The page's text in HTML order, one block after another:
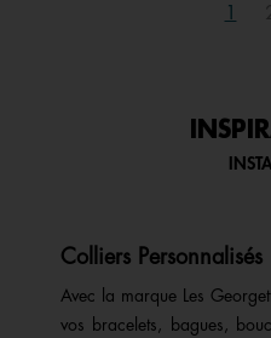
Colliers Personnalisés
Avec la marque Les
vos bracelets, bagues,